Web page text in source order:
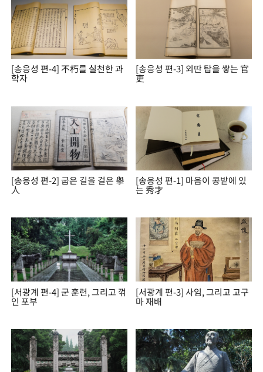
[송응성 편-4] 不朽를 실천한 과
학자
[송응성 편-3] 외딴 탑을 쌓는 官
吏
[송응성 편-2] 굽은 길을 걸은 擧
人
[송응성 편-1] 마음이 콩밭에 있
는 秀才
[서광계 편-4] 군 훈련, 그리고 꺾
인 포부
[서광계 편-3] 사임, 그리고 고구
마 재배